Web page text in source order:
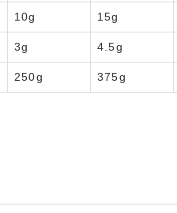
10g 15g
3g 4.5g
250g 375g